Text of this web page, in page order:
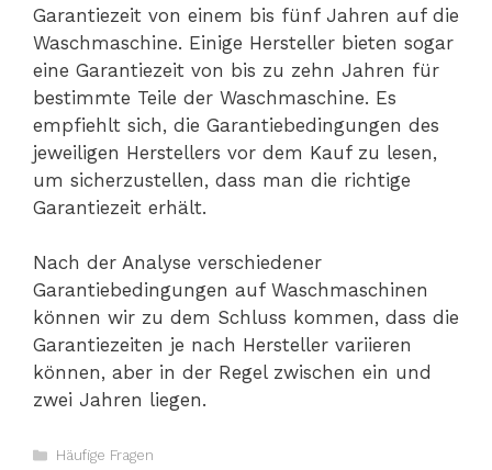
Garantiezeit von einem bis fünf Jahren auf die
Waschmaschine. Einige Hersteller bieten sogar
eine Garantiezeit von bis zu zehn Jahren für
bestimmte Teile der Waschmaschine. Es
empfiehlt sich, die Garantiebedingungen des
jeweiligen Herstellers vor dem Kauf zu lesen,
um sicherzustellen, dass man die richtige
Garantiezeit erhält.
Nach der Analyse verschiedener
Garantiebedingungen auf Waschmaschinen
können wir zu dem Schluss kommen, dass die
Garantiezeiten je nach Hersteller variieren
können, aber in der Regel zwischen ein und
zwei Jahren liegen.
Kategorien
Häufige Fragen